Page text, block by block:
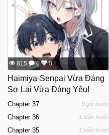
815 0 0
Haimiya-Senpai Vừa Đáng
Sợ Lại Vừa Đáng Yêu!
Chapter 37 9 giờ trước
Chapter 36 1 tuần trước
Chapter 35 1 tuần trước